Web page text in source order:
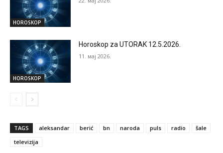
HOROSKOP
HOROSKOP
Horoskop za UTORAK 12.5.2026.
11. мај 2026.
TAGS aleksandar berić bn naroda puls radio
šale
televizija